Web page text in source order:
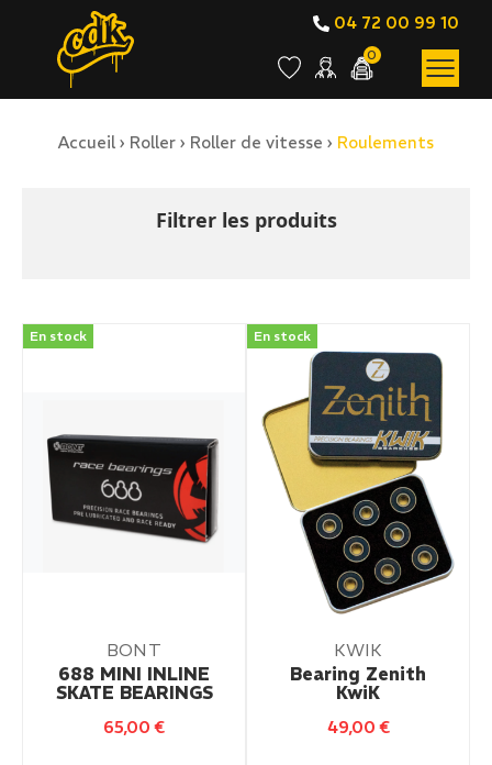
04 72 00 99 10
0
BOUTIQUE EN LIGNE
Accueil › Roller › Roller de vitesse › Roulements
Filtrer les produits
En stock
BONT
688 MINI INLINE
SKATE BEARINGS
65,00€
En stock
KWIK
Bearing Zenith
KwiK
49,00€